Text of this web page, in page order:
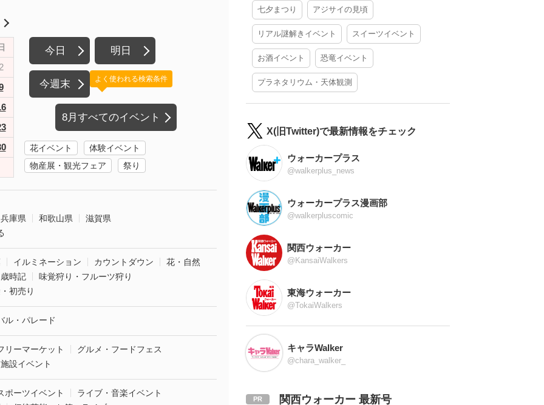
今日 明日
今週末
8月すべてのイベント
よく使われる検索条件
花イベント
体験イベント
物産展・観光フェア
祭り
兵庫県 和歌山県
滋賀県
イルミネーション カウントダウン
花・自然
時記
味覚狩り・フルーツ狩り
初売り
ル・パレード
リーマーケット
グルメ・フードフェス
設イベント
ポーツイベント
ライブ・音楽イベント
七夕まつり アジサイの見頃
リアル謎解きイベント スイーツイベント
お酒イベント 恐竜イベント
プラネタリウム・天体観測
X(旧Twitter)で最新情報をチェック
ウォーカープラス
@walkerplus_news
ウォーカープラス漫画部
@walkerpluscomic
関西ウォーカー
@KansaiWalkers
東海ウォーカー
@TokaiWalkers
キャラWalker
@chara_walker_
関西ウォーカー 最新号